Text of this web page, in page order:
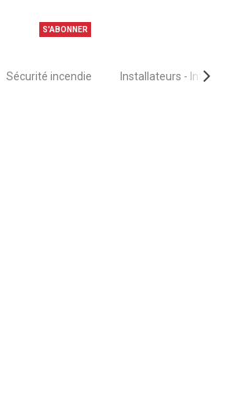
S'ABONNER
Sécurité incendie Installateurs -